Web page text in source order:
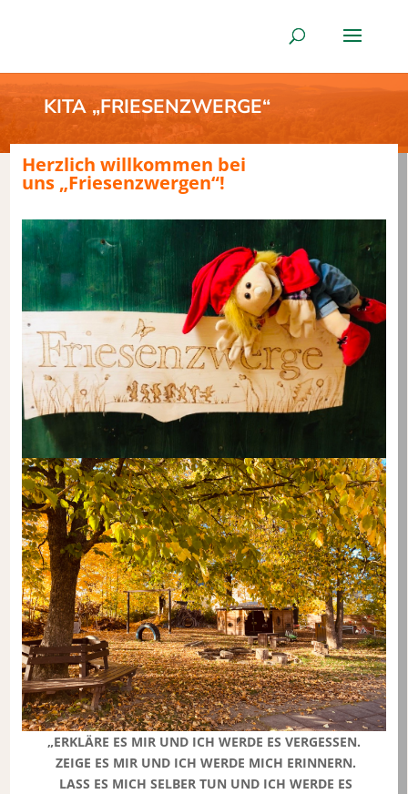
KITA „FRIESENZWERGE“
Herzlich willkommen bei
uns „Friesenzwergen“!
„ERKLÄRE ES MIR UND ICH WERDE ES VERGESSEN.
ZEIGE ES MIR UND ICH WERDE MICH ERINNERN.
LASS ES MICH SELBER TUN UND ICH WERDE ES